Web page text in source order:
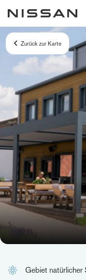
Gebiet natürlicher
Zurück zur Karte